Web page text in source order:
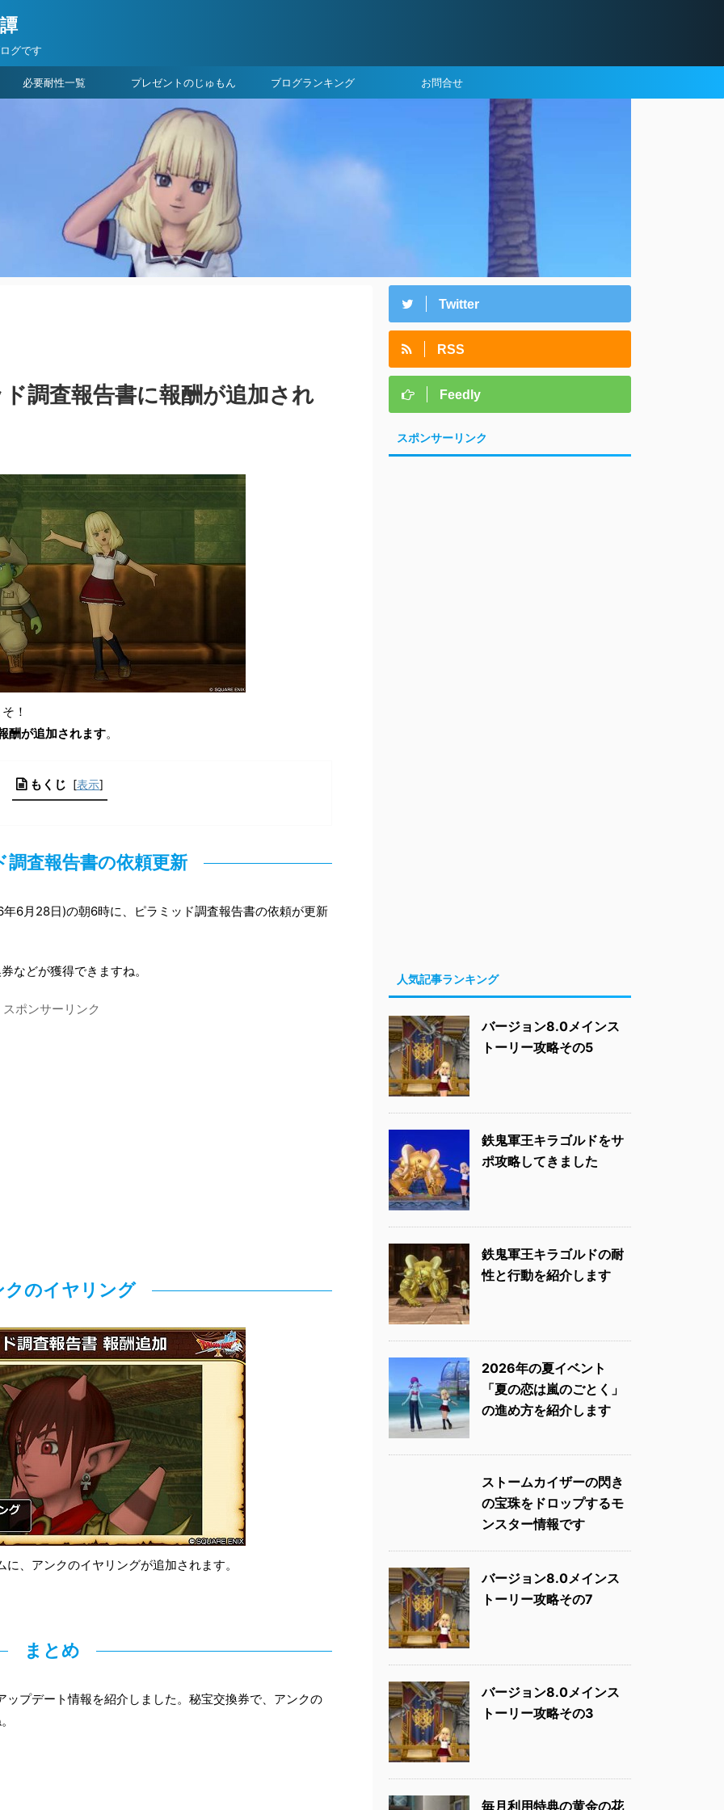
グです
必要耐性一覧 プレゼントのじゅもん ブログランキング お問合せ
調査報告書に報酬が追加され
！
酬が追加されます。
もくじ [表示]
調査報告書の依頼更新
6月28日)の朝6時に、ピラミッド調査報告書の依頼が更新
などが獲得できますね。
スポンサーリンク
クのイヤリング
、アンクのイヤリングが追加されます。
まとめ
プデート情報を紹介しました。秘宝交換券で、アンクの
Twitter
RSS
Feedly
スポンサーリンク
人気記事ランキング
バージョン8.0メインス
トーリー攻略その5
鉄鬼軍王キラゴルドをサ
ポ攻略してきました
鉄鬼軍王キラゴルドの耐
性と行動を紹介します
2026年の夏イベント
「夏の恋は嵐のごとく」
の進め方を紹介します
ストームカイザーの閃き
の宝珠をドロップするモ
ンスター情報です
バージョン8.0メインス
トーリー攻略その7
バージョン8.0メインス
トーリー攻略その3
毎月利用特典の黄金の花